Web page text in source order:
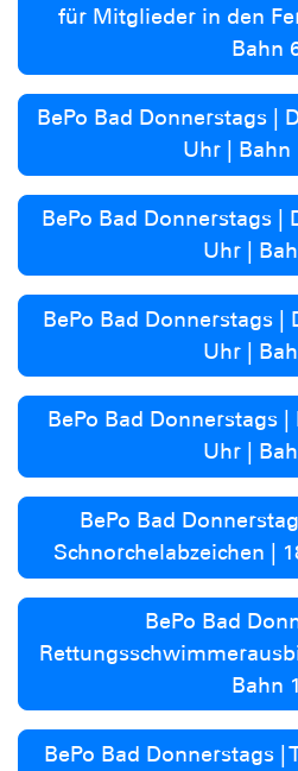
für Mitglieder in den
Bahn
BePo Bad Donnerstags |
Uhr | Bahn
BePo Bad Donnerstags |
Uhr |
BePo Bad Donnerstags |
Uhr |
BePo Bad Donnerstags |
Uhr |
BePo Bad
Schnorchelabzeichen |
BePo Bad
Bahn 1
BePo Bad Donnerstags |